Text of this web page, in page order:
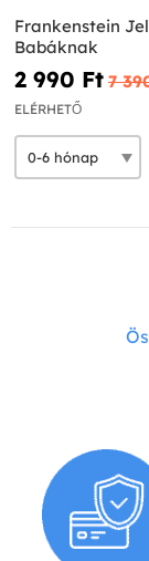
Frankenstein
Babáknak
2 990 Ft‎ 7
ELÉRHETŐ